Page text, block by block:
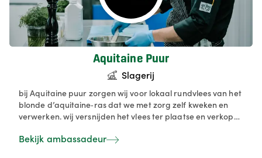
Aquitaine Puur
Slagerij
bij Aquitaine puur zorgen wij voor lokaal rundvlees van het
blonde d’aquitaine‑ras dat we met zorg zelf kweken en
verwerken. wij versnijden het vlees ter plaatse en verkopen
aandacht voor duurzaamheid, korte keten en kwaliteit
Bekijk ambassadeur